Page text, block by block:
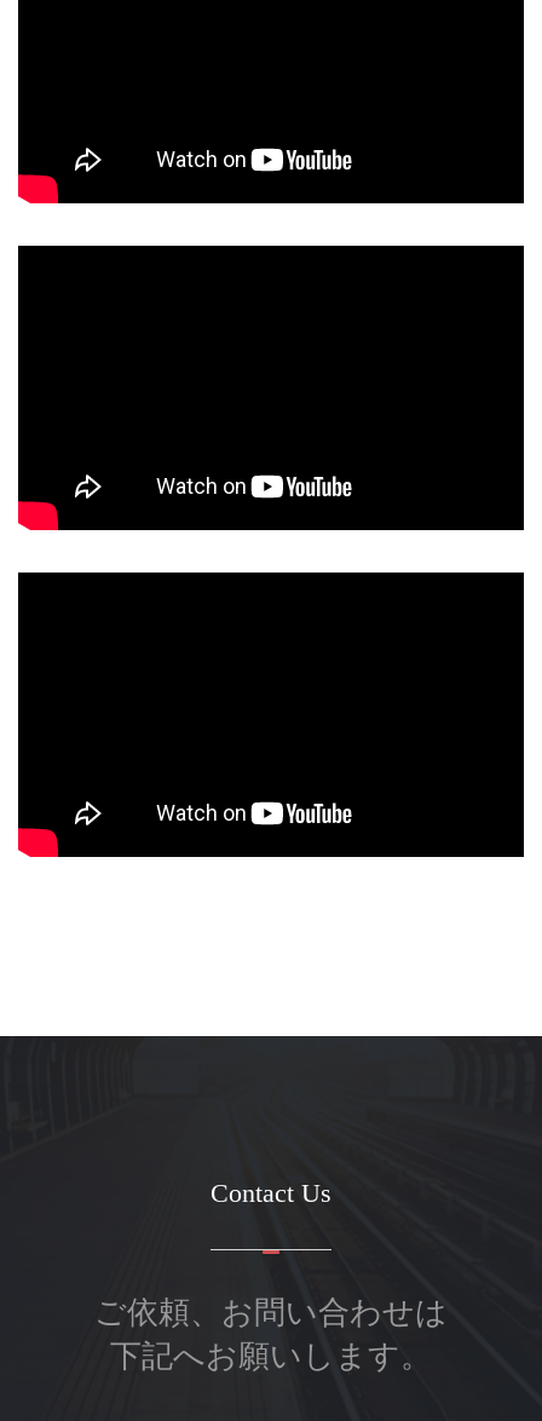
Contact Us
ご依頼、お問い合わせは
下記へお願いします。